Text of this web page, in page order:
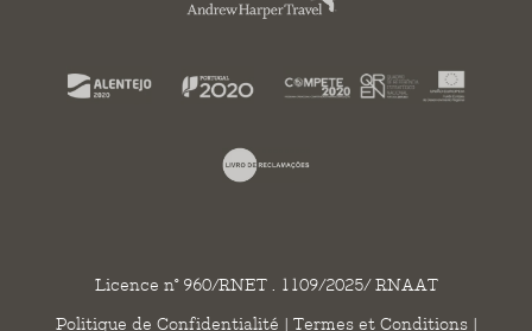
Licence n° 960/RNET . 1109/2025/ RNAAT
Politique de Confidentialité | Termes et Conditions|